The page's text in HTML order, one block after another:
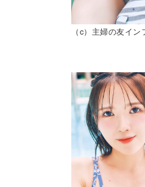
（c）主婦の友イン